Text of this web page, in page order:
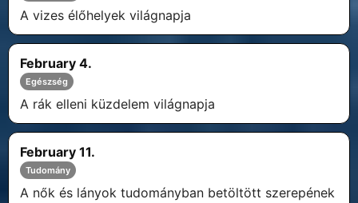
A vizes élőhelyek világnapja
February 4.
Egészség
A rák elleni küzdelem világnapja
February 11.
Tudomány
A nők és lányok tudományban betöltött szerepének